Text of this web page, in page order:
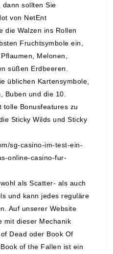
sollten Sie
von NetEnt
die Walzen ins Rollen
Fruchtsymbole ein,
Melonen,
süßen Erdbeeren.
üblichen Kartensymbole,
Buben und die 10.
tolle Bonusfeatures zu
Sticky Wilds und Sticky
sg-casino-im-test-ein-
online-casino-fur-
als Scatter- als auch
und kann jedes reguläre
Auf unserer Website
mit dieser Mechanik
Dead oder Book Of
of the Fallen ist ein